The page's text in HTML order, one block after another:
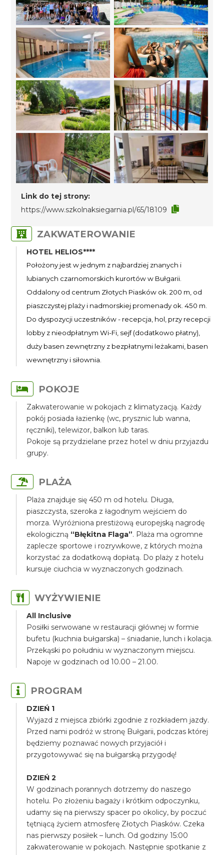
Link do tej strony:
https://www.szkolnaksiegarnia.pl/65/18109
ZAKWATEROWANIE
HOTEL HELIOS****
Położony jest w jednym z najbardziej znanych i
lubianych czarnomorskich kurortów w Bułgarii.
Oddalony od centrum Złotych Piasków ok. 200 m, od
piaszczystej plaży i nadmorskiej promenady ok. 450 m.
Do dyspozycji uczestników - recepcja, hol, przy recepcji
lobby z nieodpłatnym Wi-Fi, sejf (dodatkowo płatny),
duży basen zewnętrzny z bezpłatnymi leżakami, basen
wewnętrzny i siłownia.
POKOJE
Zakwaterowanie w pokojach z klimatyzacją. Każdy
pokój posiada łazienkę (wc, prysznic lub wanna,
ręczniki), telewizor, balkon lub taras.
Pokoje są przydzielane przez hotel w dniu przyjazdu
grupy.
PLAŻA
Plaża znajduje się 450 m od hotelu. Długa,
piaszczysta, szeroka z łagodnym wejściem do
morza. Wyróżniona prestiżową europejską nagrodę
ekologiczną “Błękitna Flaga”. Plaża ma ogromne
zaplecze sportowe i rozrywkowe, z których można
korzystać za dodatkową dopłatą. Do plaży z hotelu
kursuje ciuchcia w wyznaczonych godzinach.
WYŻYWIENIE
All Inclusive
Posiłki serwowane w restauracji głównej w formie
bufetu (kuchnia bułgarska) – śniadanie, lunch i kolacja.
Przekąski po południu w wyznaczonym miejscu.
Napoje w godzinach od 10.00 – 21.00.
PROGRAM
DZIEŃ 1
Wyjazd z miejsca zbiórki zgodnie z rozkładem jazdy.
Przed nami podróż w stronę Bułgarii, podczas której
będziemy poznawać nowych przyjaciół i
przygotowywać się na bułgarską przygodę!
DZIEŃ 2
W godzinach porannych dotrzemy do naszego
hotelu. Po złożeniu bagaży i krótkim odpoczynku,
udamy się na pierwszy spacer po okolicy, by poczuć
tętniącą życiem atmosferę Złotych Piasków. Czeka
nas pierwszy posiłek – lunch. Od godziny 15:00
zakwaterowanie w pokojach. Następnie spotkanie z